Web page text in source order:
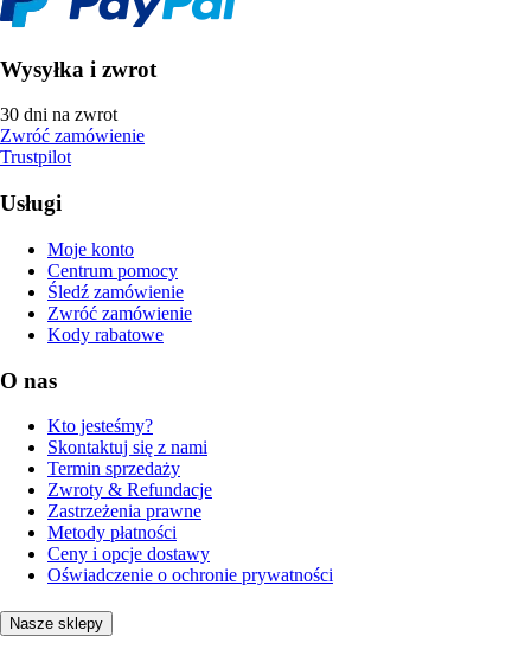
Wysyłka i zwrot
30 dni na zwrot
Zwróć zamówienie
Trustpilot
Usługi
Moje konto
Centrum pomocy
Śledź zamówienie
Zwróć zamówienie
Kody rabatowe
O nas
Kto jesteśmy?
Skontaktuj się z nami
Termin sprzedaży
Zwroty & Refundacje
Zastrzeżenia prawne
Metody płatności
Ceny i opcje dostawy
Oświadczenie o ochronie prywatności
Nasze sklepy